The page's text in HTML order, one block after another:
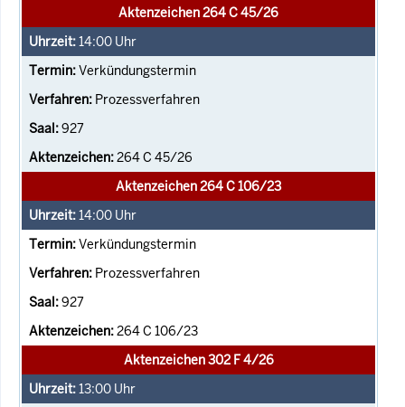
Aktenzeichen 264 C 45/26
14:00 Uhr
Verkündungstermin
Prozessverfahren
927
264 C 45/26
Aktenzeichen 264 C 106/23
14:00 Uhr
Verkündungstermin
Prozessverfahren
927
264 C 106/23
Aktenzeichen 302 F 4/26
13:00 Uhr